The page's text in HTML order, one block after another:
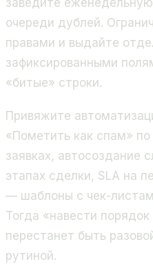
очереди дублей.
правами и выдайте
зафиксированными
«битые» строки.
Привяжите
«Пометить как спам»
заявках, автосоздание
этапах сделки, SLA на
— шаблоны с чек-
Тогда «навести
перестанет быть
рутиной.